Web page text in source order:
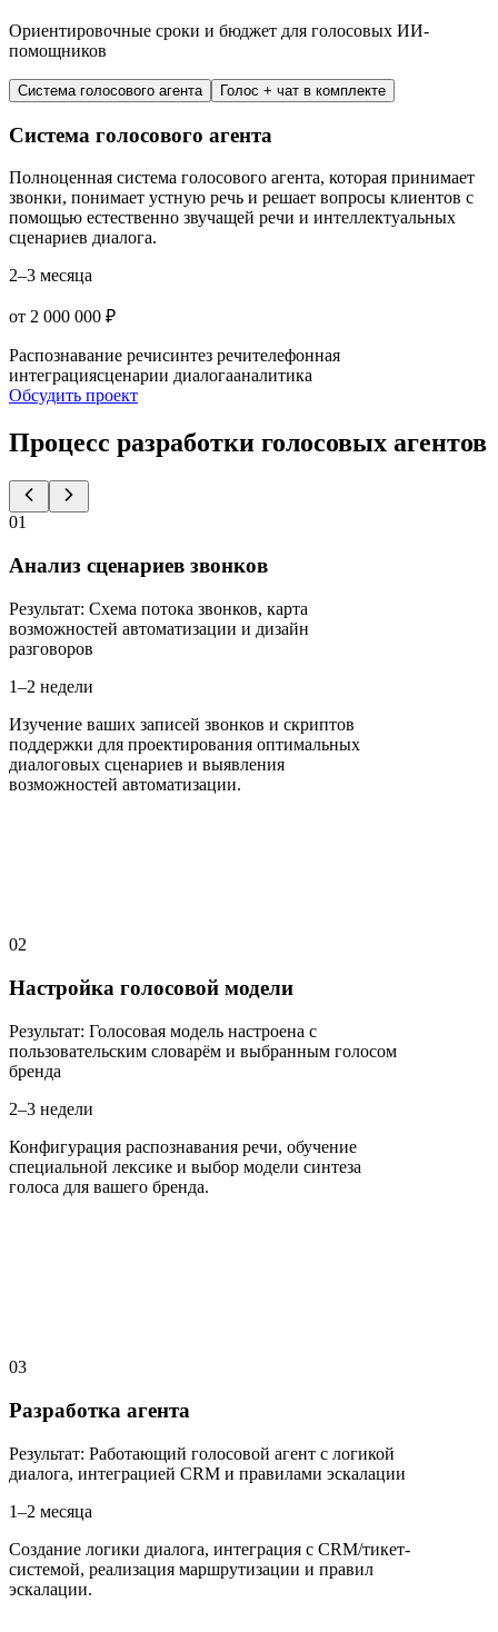
Ориентировочные сроки и бюджет для голосовых ИИ-
помощников
Система голосового агента Голос + чат в комплекте
Система голосового агента
Полноценная система голосового агента, которая принимает
звонки, понимает устную речь и решает вопросы клиентов с
помощью естественно звучащей речи и интеллектуальных
сценариев диалога.
2–3 месяца
от 2 000 000 ₽
Распознавание речисинтез речителефонная
интеграциясценарии диалогааналитика
Обсудить проект
Процесс разработки голосовых агентов
01
Анализ сценариев звонков
Результат: Схема потока звонков, карта
возможностей автоматизации и дизайн
разговоров
1–2 недели
Изучение ваших записей звонков и скриптов
поддержки для проектирования оптимальных
диалоговых сценариев и выявления
возможностей автоматизации.
02
Настройка голосовой модели
Результат: Голосовая модель настроена с
пользовательским словарём и выбранным голосом
бренда
2–3 недели
Конфигурация распознавания речи, обучение
специальной лексике и выбор модели синтеза
голоса для вашего бренда.
03
Разработка агента
Результат: Работающий голосовой агент с логикой
диалога, интеграцией CRM и правилами эскалации
1–2 месяца
Создание логики диалога, интеграция с CRM/тикет-
системой, реализация маршрутизации и правил
эскалации.